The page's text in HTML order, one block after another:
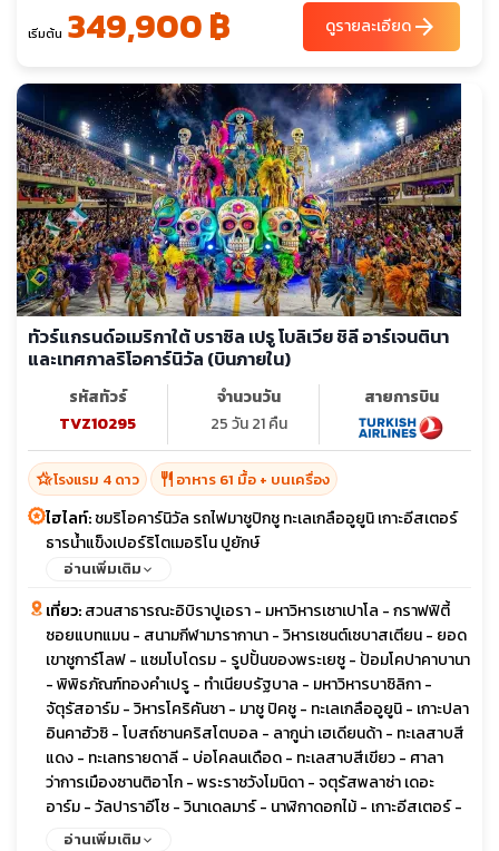
เริ่มต้น 349,900 ฿ ดูรายละเอียดarrow_forward
ทัวร์แกรนด์อเมริกาใต้ บราซิล เปรู โบลิเวีย ชิลี อาร์เจนตินา
และเทศกาลริโอคาร์นิวัล (บินภายใน)
รหัสทัวร์
TVZ10295
จำนวนวัน
25 วัน 21 คืน
สายการบิน
hotel_classโรงแรม 4 ดาว restaurant อาหาร 61 มื้อ + บนเครื่อง
ไฮไลท์:ชมริโอคาร์นิวัล รถไฟมาชูปิกชู ทะเลเกลืออูยูนิ เกาะอีสเตอร์
ธารน้ำแข็งเปอร์ริโตเมอริโน ปูยักษ์
อ่านเพิ่มเติม
เที่ยว:สวนสาธารณะอิบิราปูเอรา - มหาวิหารเซาเปาโล - กราฟฟิตี้
ซอยแบทแมน - สนามกีฬามารากานา - วิหารเซนต์เซบาสเตียน - ยอด
เขาชูการ์โลฟ - แซมโบโดรม - รูปปั้นของพระเยซู - ป้อมโคปาคาบานา
- พิพิธภัณฑ์ทองคำเปรู - ทำเนียบรัฐบาล - มหาวิหารบาซิลิกา -
จัตุรัสอาร์ม - วิหารโคริคันชา - มาชู ปิคชู - ทะเลเกลืออูยูนิ - เกาะปลา
อินคาฮัวซิ - โบสถ์ซานคริสโตบอล - ลากูน่า เฮเดียนด้า - ทะเลสาบสี
แดง - ทะเลทรายดาลี - บ่อโคลนเดือด - ทะเลสาบสีเขียว - ศาลา
ว่าการเมืองซานติอาโก - พระราชวังโมนิดา - จตุรัสพลาซ่า เดอะ
อาร์ม - วัลปาราอีโซ - วินาเดลมาร์ - นาฬิกาดอกไม้ - เกาะอีสเตอร์ -
อาฮู อากิวี โมอาย - ราโน ราราคู - อาฮูตองการิกิ - ภูเขาไฟราโนเกา -
อ่านเพิ่มเติม